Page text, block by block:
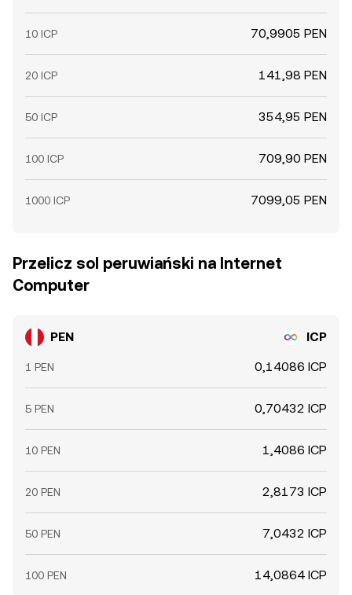
10 ICP 70,9905 PEN
20 ICP 141,98 PEN
50 ICP 354,95 PEN
100 ICP 709,90 PEN
1000 ICP 7099,05 PEN
Przelicz sol peruwiański na Internet
Computer
PEN ICP
1 PEN 0,14086 ICP
5 PEN 0,70432 ICP
10 PEN 1,4086 ICP
20 PEN 2,8173 ICP
50 PEN 7,0432 ICP
100 PEN 14,0864 ICP